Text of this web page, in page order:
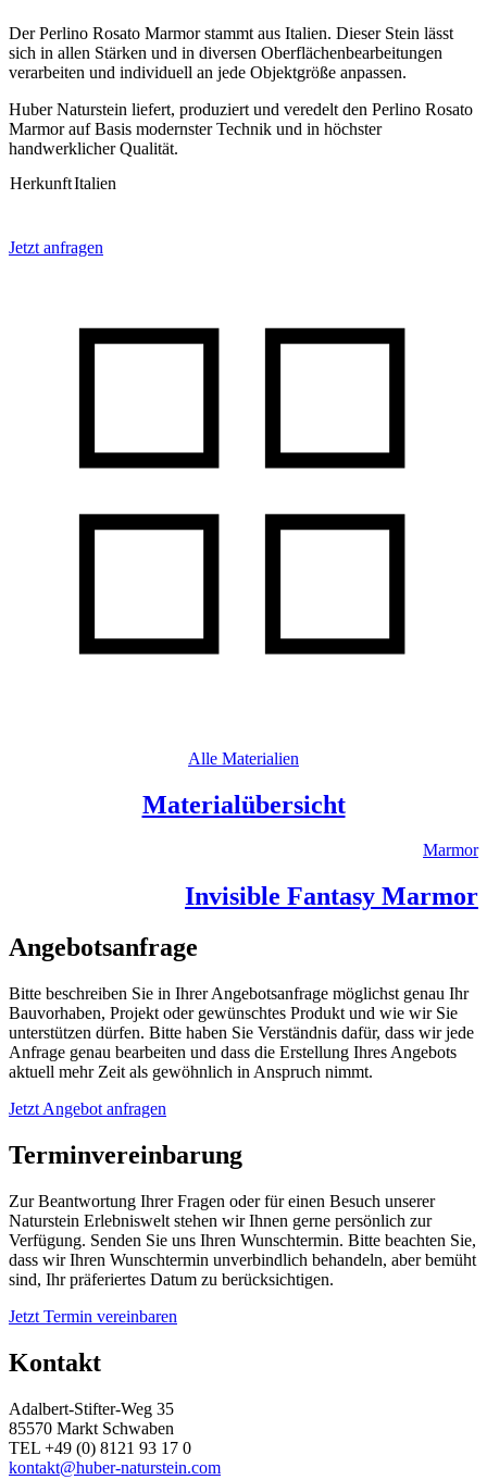
Der Perlino Rosato Marmor stammt aus Italien. Dieser Stein lässt
sich in allen Stärken und in diversen Oberflächenbearbeitungen
verarbeiten und individuell an jede Objektgröße anpassen.
Huber Naturstein liefert, produziert und veredelt den Perlino Rosato
Marmor auf Basis modernster Technik und in höchster
handwerklicher Qualität.
HerkunftItalien
Jetzt anfragen
Alle Materialien
Materialübersicht
Marmor
Invisible Fantasy Marmor
Angebotsanfrage
Bitte beschreiben Sie in Ihrer Angebotsanfrage möglichst genau Ihr
Bauvorhaben, Projekt oder gewünschtes Produkt und wie wir Sie
unterstützen dürfen. Bitte haben Sie Verständnis dafür, dass wir jede
Anfrage genau bearbeiten und dass die Erstellung Ihres Angebots
aktuell mehr Zeit als gewöhnlich in Anspruch nimmt.
Jetzt Angebot anfragen
Terminvereinbarung
Zur Beantwortung Ihrer Fragen oder für einen Besuch unserer
Naturstein Erlebniswelt stehen wir Ihnen gerne persönlich zur
Verfügung. Senden Sie uns Ihren Wunschtermin. Bitte beachten Sie,
dass wir Ihren Wunschtermin unverbindlich behandeln, aber bemüht
sind, Ihr präferiertes Datum zu berücksichtigen.
Jetzt Termin vereinbaren
Kontakt
Adalbert-Stifter-Weg 35
85570 Markt Schwaben
TEL +49 (0) 8121 93 17 0
kontakt@huber-naturstein.com